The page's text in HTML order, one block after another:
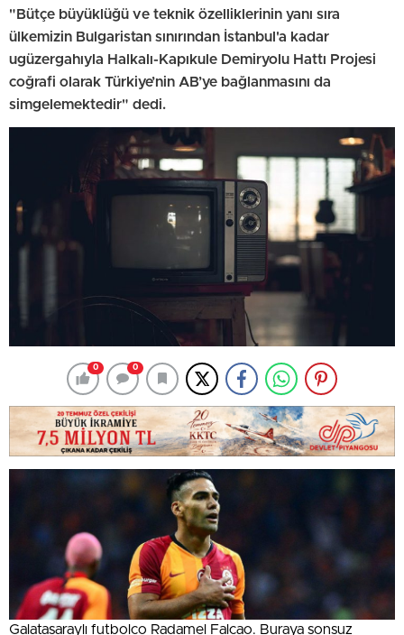
"Bütçe büyüklüğü ve teknik özelliklerinin yanı sıra
ülkemizin Bulgaristan sınırından İstanbul'a kadar
ugüzergahıyla Halkalı-Kapıkule Demiryolu Hattı Projesi
coğrafi olarak Türkiye’nin AB’ye bağlanmasını da
simgelemektedir" dedi.
0 0
Galatasaraylı futbolco Radamel Falcao. Buraya sonsuz